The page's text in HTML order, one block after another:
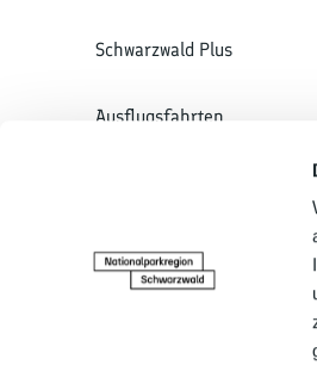
Schwarzwald Plus
Ausflugsfahrten
Tourist-Information